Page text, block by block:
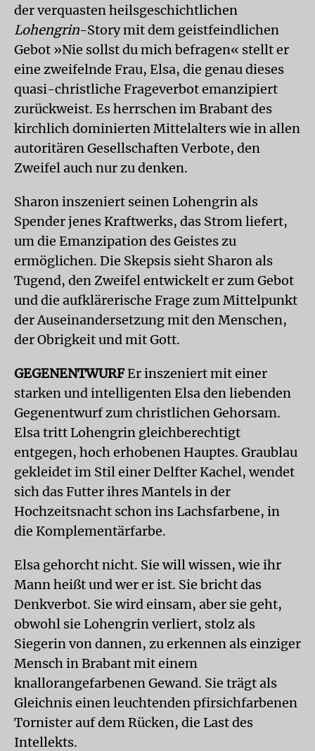
der verquasten heilsgeschichtlichen
Lohengrin-Story mit dem geistfeindlichen
Gebot »Nie sollst du mich befragen« stellt er
eine zweifelnde Frau, Elsa, die genau dieses
quasi-christliche Frageverbot emanzipiert
zurückweist. Es herrschen im Brabant des
kirchlich dominierten Mittelalters wie in allen
autoritären Gesellschaften Verbote, den
Zweifel auch nur zu denken.
Sharon inszeniert seinen Lohengrin als
Spender jenes Kraftwerks, das Strom liefert,
um die Emanzipation des Geistes zu
ermöglichen. Die Skepsis sieht Sharon als
Tugend, den Zweifel entwickelt er zum Gebot
und die aufklärerische Frage zum Mittelpunkt
der Auseinandersetzung mit den Menschen,
der Obrigkeit und mit Gott.
GEGENENTWURFEr inszeniert mit einer
starken und intelligenten Elsa den liebenden
Gegenentwurf zum christlichen Gehorsam.
Elsa tritt Lohengrin gleichberechtigt
entgegen, hoch erhobenen Hauptes. Graublau
gekleidet im Stil einer Delfter Kachel, wendet
sich das Futter ihres Mantels in der
Hochzeitsnacht schon ins Lachsfarbene, in
die Komplementärfarbe.
Elsa gehorcht nicht. Sie will wissen, wie ihr
Mann heißt und wer er ist. Sie bricht das
Denkverbot. Sie wird einsam, aber sie geht,
obwohl sie Lohengrin verliert, stolz als
Siegerin von dannen, zu erkennen als einziger
Mensch in Brabant mit einem
knallorangefarbenen Gewand. Sie trägt als
Gleichnis einen leuchtenden pfirsichfarbenen
Tornister auf dem Rücken, die Last des
Intellekts.